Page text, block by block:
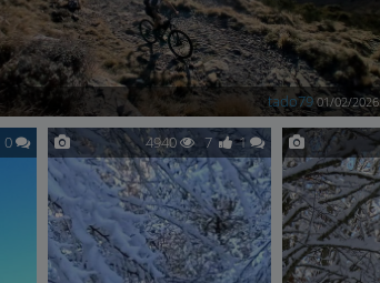
tado79 01/02/2026
0 4940 7 1